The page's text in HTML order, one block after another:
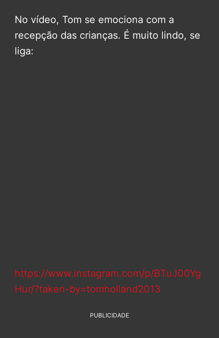
No vídeo, Tom se emociona com a
recepção das crianças. É muito lindo, se
liga:
https://www.instagram.com/p/BTuJ00Yg
Hur/?taken-by=tomholland2013
PUBLICIDADE